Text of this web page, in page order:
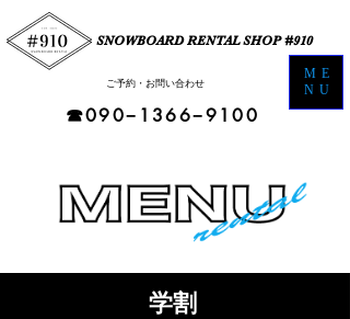
ME
NU
SNOWBOARD RENTAL SHOP #910
​ご予約・お問い合わせ​
☎︎090−1366−9100
​学割